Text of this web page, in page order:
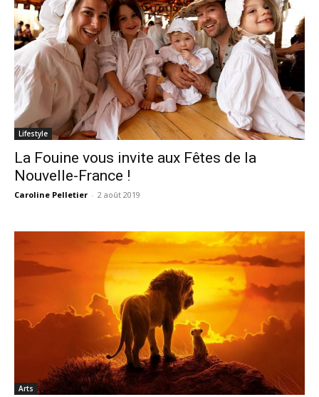
Lifestyle
La Fouine vous invite aux Fêtes de la
Nouvelle-France !
Caroline Pelletier - 2 août 2019
Arts